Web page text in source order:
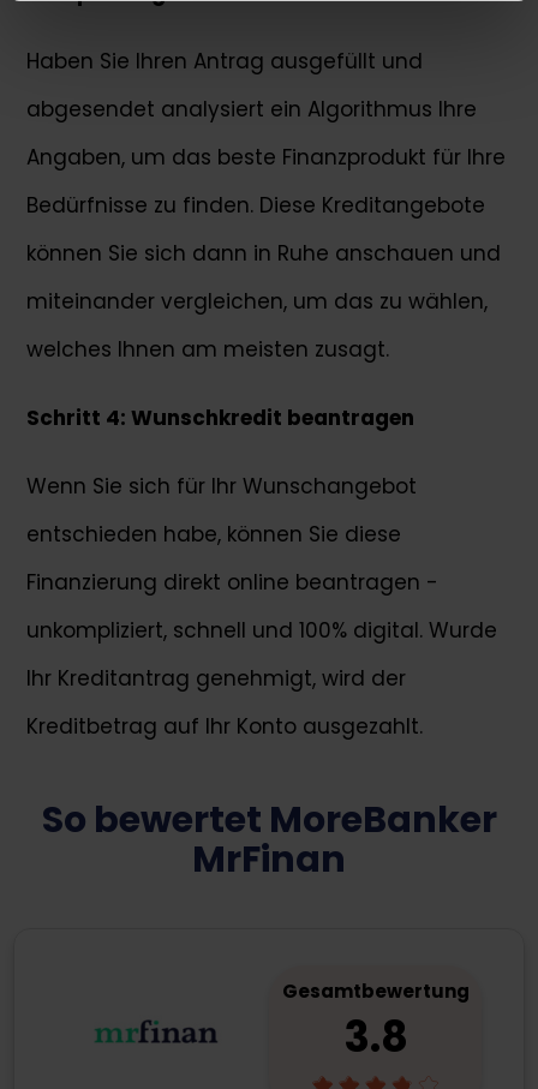
Haben Sie Ihren Antrag ausgefüllt und
abgesendet analysiert ein Algorithmus Ihre
Angaben, um das beste Finanzprodukt für Ihre
Bedürfnisse zu finden. Diese Kreditangebote
können Sie sich dann in Ruhe anschauen und
miteinander vergleichen, um das zu wählen,
welches Ihnen am meisten zusagt.
Schritt 4: Wunschkredit beantragen
Wenn Sie sich für Ihr Wunschangebot
entschieden habe, können Sie diese
Finanzierung direkt online beantragen -
unkompliziert, schnell und 100% digital. Wurde
Ihr Kreditantrag genehmigt, wird der
Kreditbetrag auf Ihr Konto ausgezahlt.
So bewertet MoreBanker
MrFinan
Gesamtbewertung
3.8